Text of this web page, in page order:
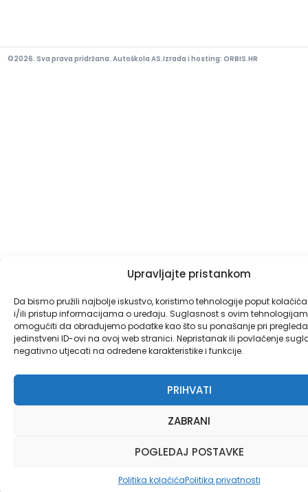
Upravljajte pristankom
Da bismo pružili najbolje iskustvo, koristimo tehnologije poput
i/ili pristup informacijama o uređaju. Suglasnost s ovim
omogućiti da obrađujemo podatke kao što su ponašanje pri
jedinstveni ID-ovi na ovoj web stranici. Nepristanak ili povlačenje
negativno utjecati na određene karakteristike i funkcije.
PRIHVATI
ZABRANI
POGLEDAJ POSTAVKE
Politika kolačićaPolitika privatnosti
©2026. Sva prava pridržana. Autoškola AS.Izrada i hosting: ORBIS.HR